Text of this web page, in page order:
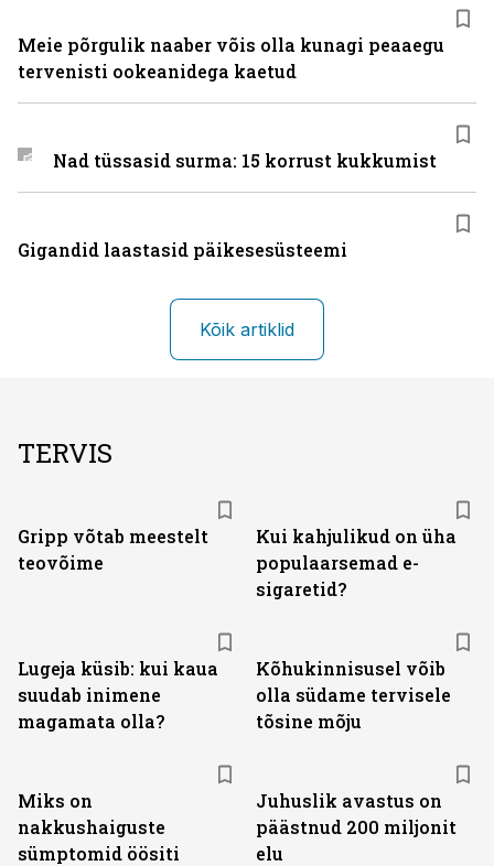
Meie põrgulik naaber võis olla kunagi peaaegu
tervenisti ookeanidega kaetud
Nad tüssasid surma: 15 korrust kukkumist
Gigandid laastasid päikesesüsteemi
Kõik artiklid
TERVIS
Gripp võtab meestelt
teovõime
Kui kahjulikud on üha
populaarsemad e-
sigaretid?
Lugeja küsib: kui kaua
suudab inimene
magamata olla?
Kõhukinnisusel võib
olla südame tervisele
tõsine mõju
Miks on
nakkushaiguste
sümptomid öösiti
Juhuslik avastus on
päästnud 200 miljonit
elu